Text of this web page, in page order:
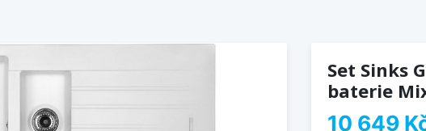
Set Sinks
baterie
10 649